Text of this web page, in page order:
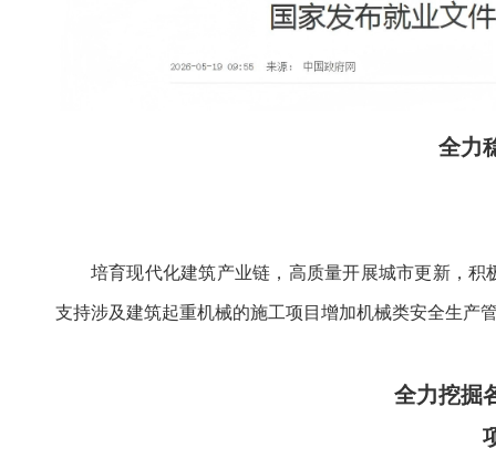
全力
培育现代化建筑产业链，高质量开展城市更新，
支持涉及建筑起重机械的施工项目增加机械类安全生产
全力挖掘